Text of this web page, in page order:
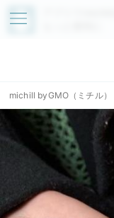
アプリでmichill
michill byGMO（ミチル）